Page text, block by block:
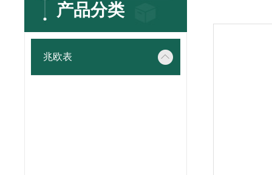
产品分类
兆欧表